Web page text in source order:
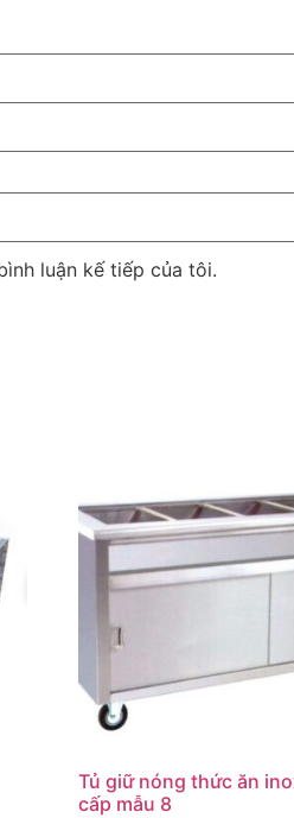
luận kế tiếp của tôi.
Tủ giữ nóng thức ăn
cấp mẫu 8